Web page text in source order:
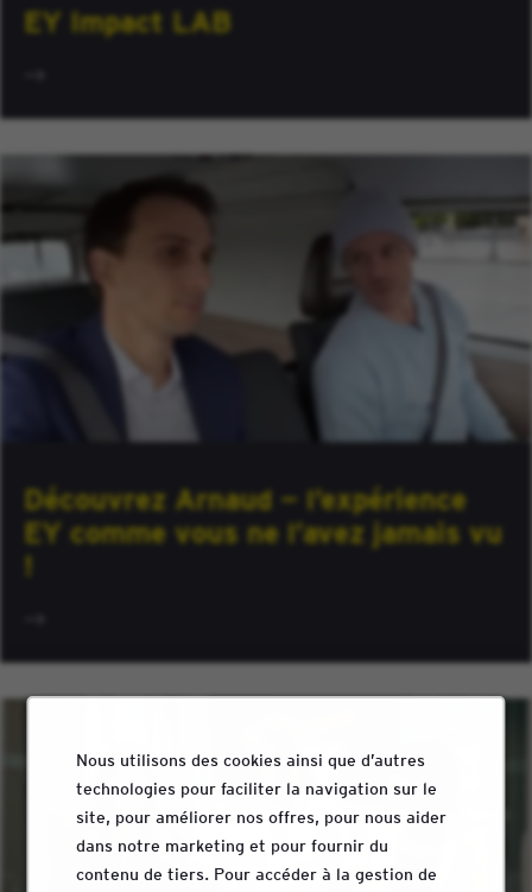
Nous utilisons des cookies ainsi que d’autres
technologies pour faciliter la navigation sur le
site, pour améliorer nos offres, pour nous aider
dans notre marketing et pour fournir du
contenu de tiers. Pour accéder à la gestion de
EY Impact LAB
Découvrez Arnaud — l’expérience
EY comme vous ne l’avez jamais vu
!